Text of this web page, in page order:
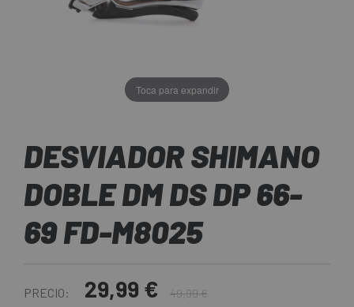
Toca para expandir
DESVIADOR SHIMANO
DOBLE DM DS DP 66-
69 FD-M8025
PRECIO: 29,99 € 49,99 €